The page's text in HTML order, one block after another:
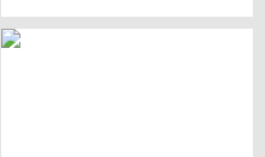
Telek’in Hikayesi